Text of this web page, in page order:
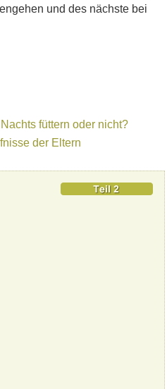
und des nächste bei
Nachts füttern oder nicht?
der Eltern